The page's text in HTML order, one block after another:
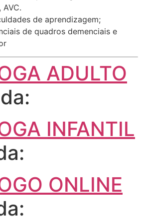
de aprendizagem;
de quadros demenciais e
ADULTO
INFANTIL
ONLINE